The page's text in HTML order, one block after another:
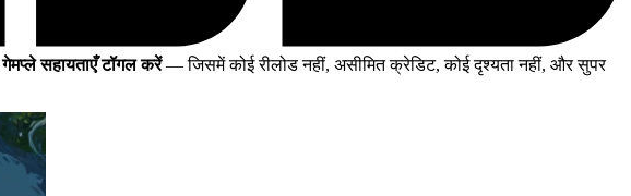
सहायताएँ टॉगल करें— जिसमें कोई रीलोड नहीं, असीमित क्रेडिट, कोई दृश्यता नहीं, और सुपर